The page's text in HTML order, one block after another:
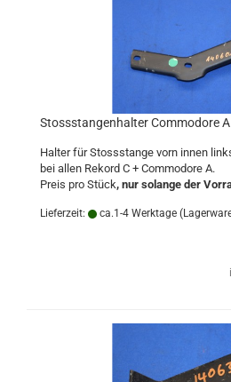
Stossstangenhalter Commodore
Halter für Stossstange vorn innen
bei allen Rekord C + Commodore A.
Preis pro Stück, nur solange der
Lieferzeit: ca.1-4 Werktage